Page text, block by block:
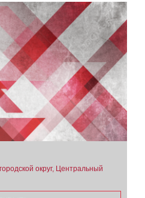
округ, Центральный